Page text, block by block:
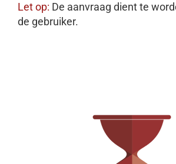
Let op: De aanvraag dient te
de gebruiker.